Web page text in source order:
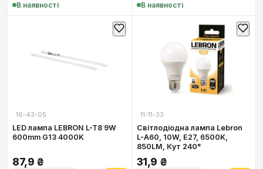
В наявності В наявності
16-43-05
LED лампа LEBRON L-T8 9W
600mm G13 4000K
87,9 ₴
11-11-33
Світлодіодна лампа Lebron
L-A60, 10W, Е27, 6500K,
850LM, Кут 240°
31,9 ₴